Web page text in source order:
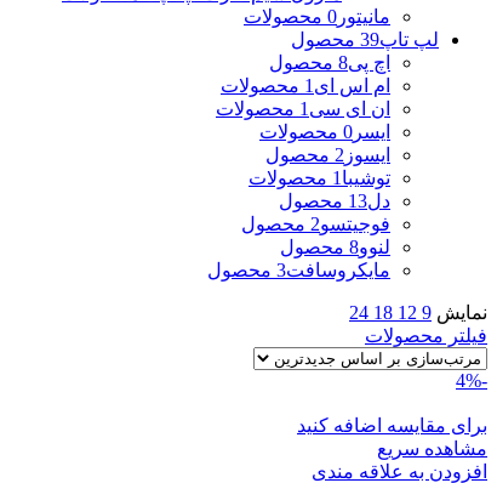
مانیتور 0 محصولات
لپ تاپ39 محصول
اچ پی8 محصول
ام اس ای 1 محصولات
ان ای سی 1 محصولات
ایسر 0 محصولات
ایسوز 2 محصول
توشیبا 1 محصولات
دل13 محصول
فوجیتسو2 محصول
لنوو8 محصول
مایکروسافت3 محصول
نمایش 9
12
18
24
فیلتر محصولات
-4%
برای مقایسه اضافه کنید
مشاهده سریع
افزودن به علاقه مندی